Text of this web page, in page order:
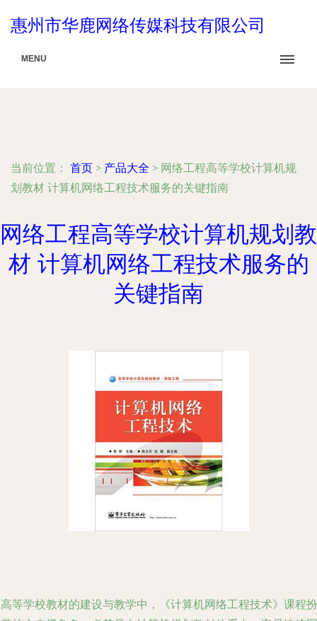
惠州市华鹿网络传媒科技有限公司
MENU
当前位置： 首页 > 产品大全 > 网络工程高等学校计算机规
划教材 计算机网络工程技术服务的关键指南
网络工程高等学校计算机规划教
材 计算机网络工程技术服务的
关键指南
等学校教材的建设与教学中，《计算机网络工程技术》课程扮